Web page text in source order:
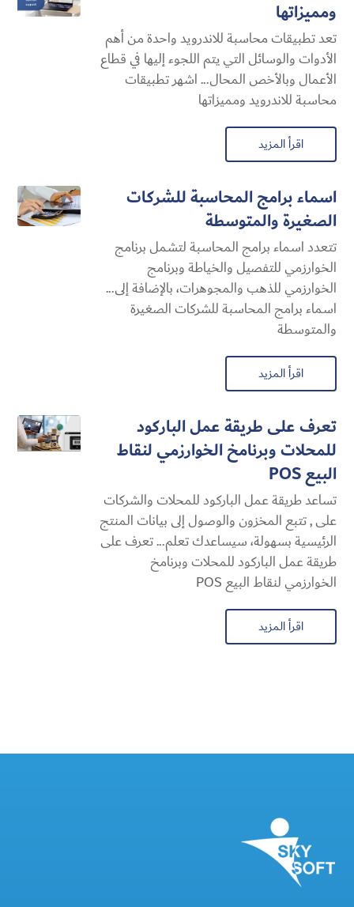
ومميزاتها
تعد تطبيقات محاسبة للاندرويد واحدة من أهم
الأدوات والوسائل التي يتم اللجوء إليها في قطاع
الأعمال وبالأخص المحال... اشهر تطبيقات
محاسبة للاندرويد ومميزاتها
اقرأ المزيد
اسماء برامج المحاسبة للشركات
الصغيرة والمتوسطة
تتعدد اسماء برامج المحاسبة لتشمل برنامج
الخوارزمي للتفصيل والخياطة وبرنامج
الخوارزمي للذهب والمجوهرات، بالإضافة إلى...
اسماء برامج المحاسبة للشركات الصغيرة
والمتوسطة
اقرأ المزيد
تعرف على طريقة عمل الباركود
للمحلات وبرنامخ الخوارزمي لنقاط
البيع POS
تساعد طريقة عمل الباركود للمحلات والشركات
على , تتبع المخزون والوصول إلى بيانات المنتج
الرئيسية بسهولة، سيساعدك تعلم... تعرف على
طريقة عمل الباركود للمحلات وبرنامخ
الخوارزمي لنقاط البيع POS
اقرأ المزيد